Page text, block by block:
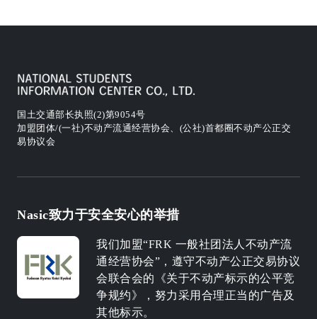
国土交通部长执照(2)第9054号
加盟团体/(一社)不动产流通经营协会、(公社)首都圈不动产公正交
易协议会
Nasic致力于安全安心的举措
我们加盟“FRK 一般社团法人不动产流
通经营协会”，遵守不动产公正交易协议
会联合会的《关于不动产标示的公平竞
争规约》，努力采用合理正当的广告及
其他标示。